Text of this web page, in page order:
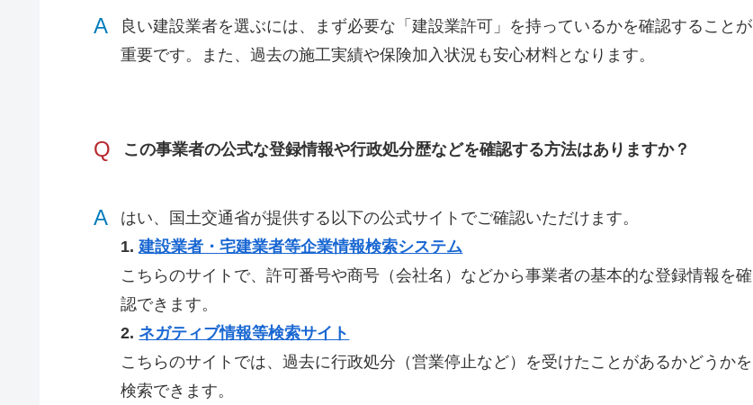
A
良い建設業者を選ぶには、まず必要な「建設業許可」を持っているかを確認することが
重要です。また、過去の施工実績や保険加入状況も安心材料となります。
Q この事業者の公式な登録情報や行政処分歴などを確認する方法はありますか？
A
はい、国土交通省が提供する以下の公式サイトでご確認いただけます。
1.建設業者・宅建業者等企業情報検索システム
こちらのサイトで、許可番号や商号（会社名）などから事業者の基本的な登録情報を確
認できます。
2.ネガティブ情報等検索サイト
こちらのサイトでは、過去に行政処分（営業停止など）を受けたことがあるかどうかを
検索できます。